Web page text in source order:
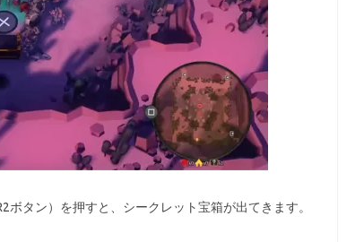
タン）を押すと、シークレット宝箱が出てきます。